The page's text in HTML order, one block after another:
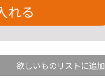
れる
欲しいものリストに追加